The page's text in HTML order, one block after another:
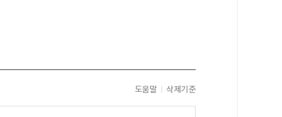
도움말 삭제기준